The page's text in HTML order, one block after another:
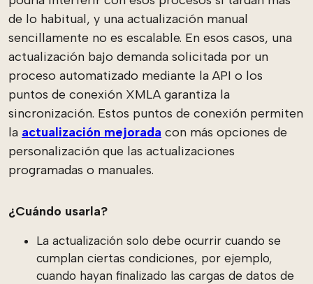
de lo habitual, y una actualización manual
sencillamente no es escalable. En esos casos, una
actualización bajo demanda solicitada por un
proceso automatizado mediante la API o los
puntos de conexión XMLA garantiza la
sincronización. Estos puntos de conexión permiten
la actualización mejorada con más opciones de
personalización que las actualizaciones
programadas o manuales.
¿Cuándo usarla?
La actualización solo debe ocurrir cuando se
cumplan ciertas condiciones, por ejemplo,
cuando hayan finalizado las cargas de datos de